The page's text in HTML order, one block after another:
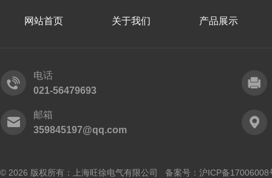
网站首页 关于我们 产品展示
电话
021-56479693
邮箱
359845197@qq.com
© 2026 版权所有：上海旺徐电气有限公司 备案号： 沪ICP备17006008